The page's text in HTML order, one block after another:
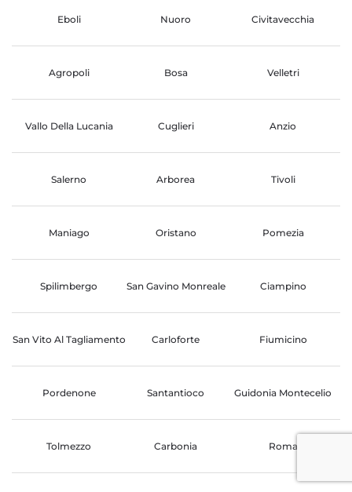
Eboli Nuoro Civitavecchia
Agropoli Bosa Velletri
Vallo Della Lucania Cuglieri Anzio
Salerno Arborea Tivoli
Maniago Oristano Pomezia
Spilimbergo San Gavino Monreale Ciampino
San Vito Al Tagliamento Carloforte Fiumicino
Pordenone Santantioco Guidonia Montecelio
Tolmezzo Carbonia Roma